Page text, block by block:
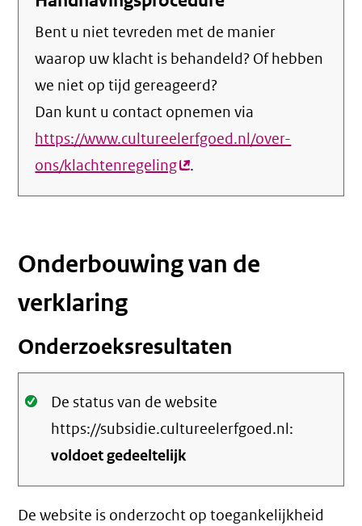
Bent u niet tevreden met de manier
waarop uw klacht is behandeld? Of hebben
we niet op tijd gereageerd?
Dan kunt u contact opnemen via
https://www.cultureelerfgoed.nl/over-
ons/klachtenregeling(externe
link)
.
Onderbouwing van de
verklaring
Onderzoeksresultaten
Oké.
De status van de website
https://subsidie.cultureelerfgoed.nl:
voldoet gedeeltelijk
De website is onderzocht op toegankelijkheid